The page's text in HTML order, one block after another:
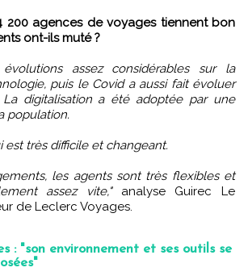
200 agences de voyages tiennent bon
ont-ils muté ?
assez considérables sur la
puis le Covid a aussi fait évoluer
digitalisation a été adoptée par une
population.
est très difficile et changeant.
les agents sont très flexibles et
assez vite,"analyse Guirec Le
de Leclerc Voyages.
: "son environnement et ses outils se